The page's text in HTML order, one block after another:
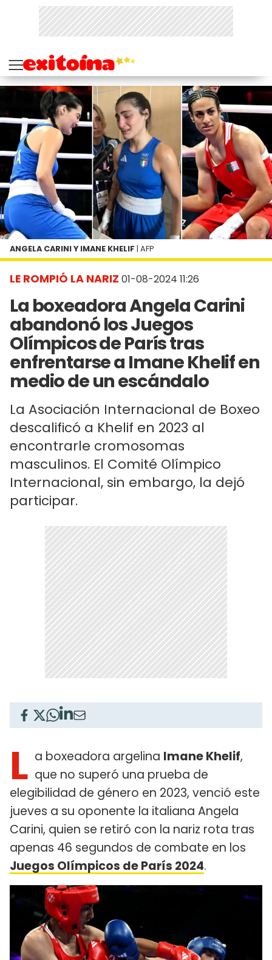
LE ROMPIÓ LA NARIZ 01-08-2024 11:26
La boxeadora Angela Carini
abandonó los Juegos
Olímpicos de París tras
enfrentarse a Imane Khelif en
medio de un escándalo
La Asociación Internacional de Boxeo
descalificó a Khelif en 2023 al
encontrarle cromosomas
masculinos. El Comité Olímpico
Internacional, sin embargo, la dejó
participar.
ANGELA CARINI Y IMANE KHELIF | AFP
L a boxeadora argelina Imane Khelif,
que no superó una prueba de
elegibilidad de género en 2023, venció este
jueves a su oponente la italiana Angela
Carini, quien se retiró con la nariz rota tras
apenas 46 segundos de combate en los
Juegos Olímpicos de París 2024.